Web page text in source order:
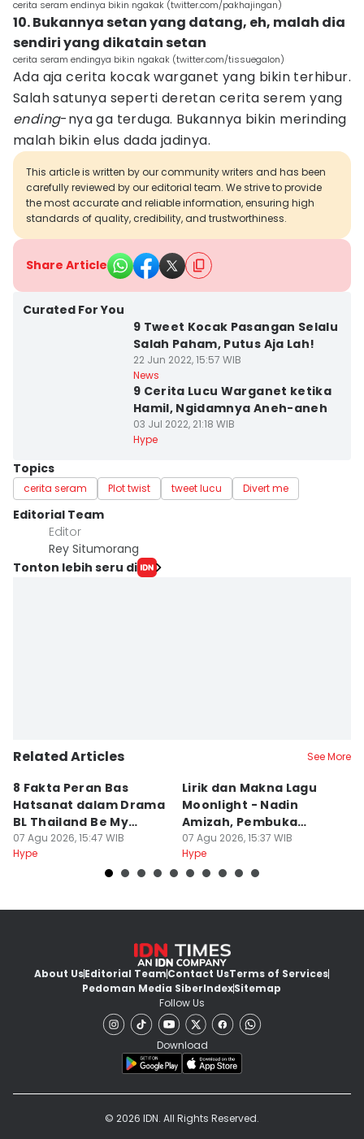
cerita seram endinya bikin ngakak (twitter.com/pakhajingan)
10. Bukannya setan yang datang, eh, malah dia
sendiri yang dikatain setan
cerita seram endingya bikin ngakak (twitter.com/tissuegalon)
Ada aja cerita kocak warganet yang bikin terhibur.
Salah satunya seperti deretan cerita serem yang
ending-nya ga terduga. Bukannya bikin merinding
malah bikin elus dada jadinya.
This article is written by our community writers and has been
carefully reviewed by our editorial team. We strive to provide
the most accurate and reliable information, ensuring high
standards of quality, credibility, and trustworthiness.
Share Article
Curated For You
9 Tweet Kocak Pasangan Selalu
Salah Paham, Putus Aja Lah!
22 Jun 2022, 15:57 WIB
News
9 Cerita Lucu Warganet ketika
Hamil, Ngidamnya Aneh-aneh
03 Jul 2022, 21:18 WIB
Hype
Topics
cerita seram Plot twist tweet lucu Divert me
Editorial Team
Editor
Rey Situmorang
Tonton lebih seru di
Related Articles See More
8 Fakta Peran Bas
Hatsanat dalam Drama
BL Thailand Be My
Player Two
07 Agu 2026, 15:47 WIB
Hype
Lirik dan Makna Lagu
Moonlight - Nadin
Amizah, Pembuka
Album Ketiga!
07 Agu 2026, 15:37 WIB
Hype
About UsEditorial TeamContact UsTerms of Services
Pedoman Media SiberIndexSitemap
Follow Us
Download
© 2026 IDN. All Rights Reserved.